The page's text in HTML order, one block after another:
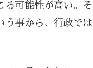
る可能性が高い。そ
う事から、行政では